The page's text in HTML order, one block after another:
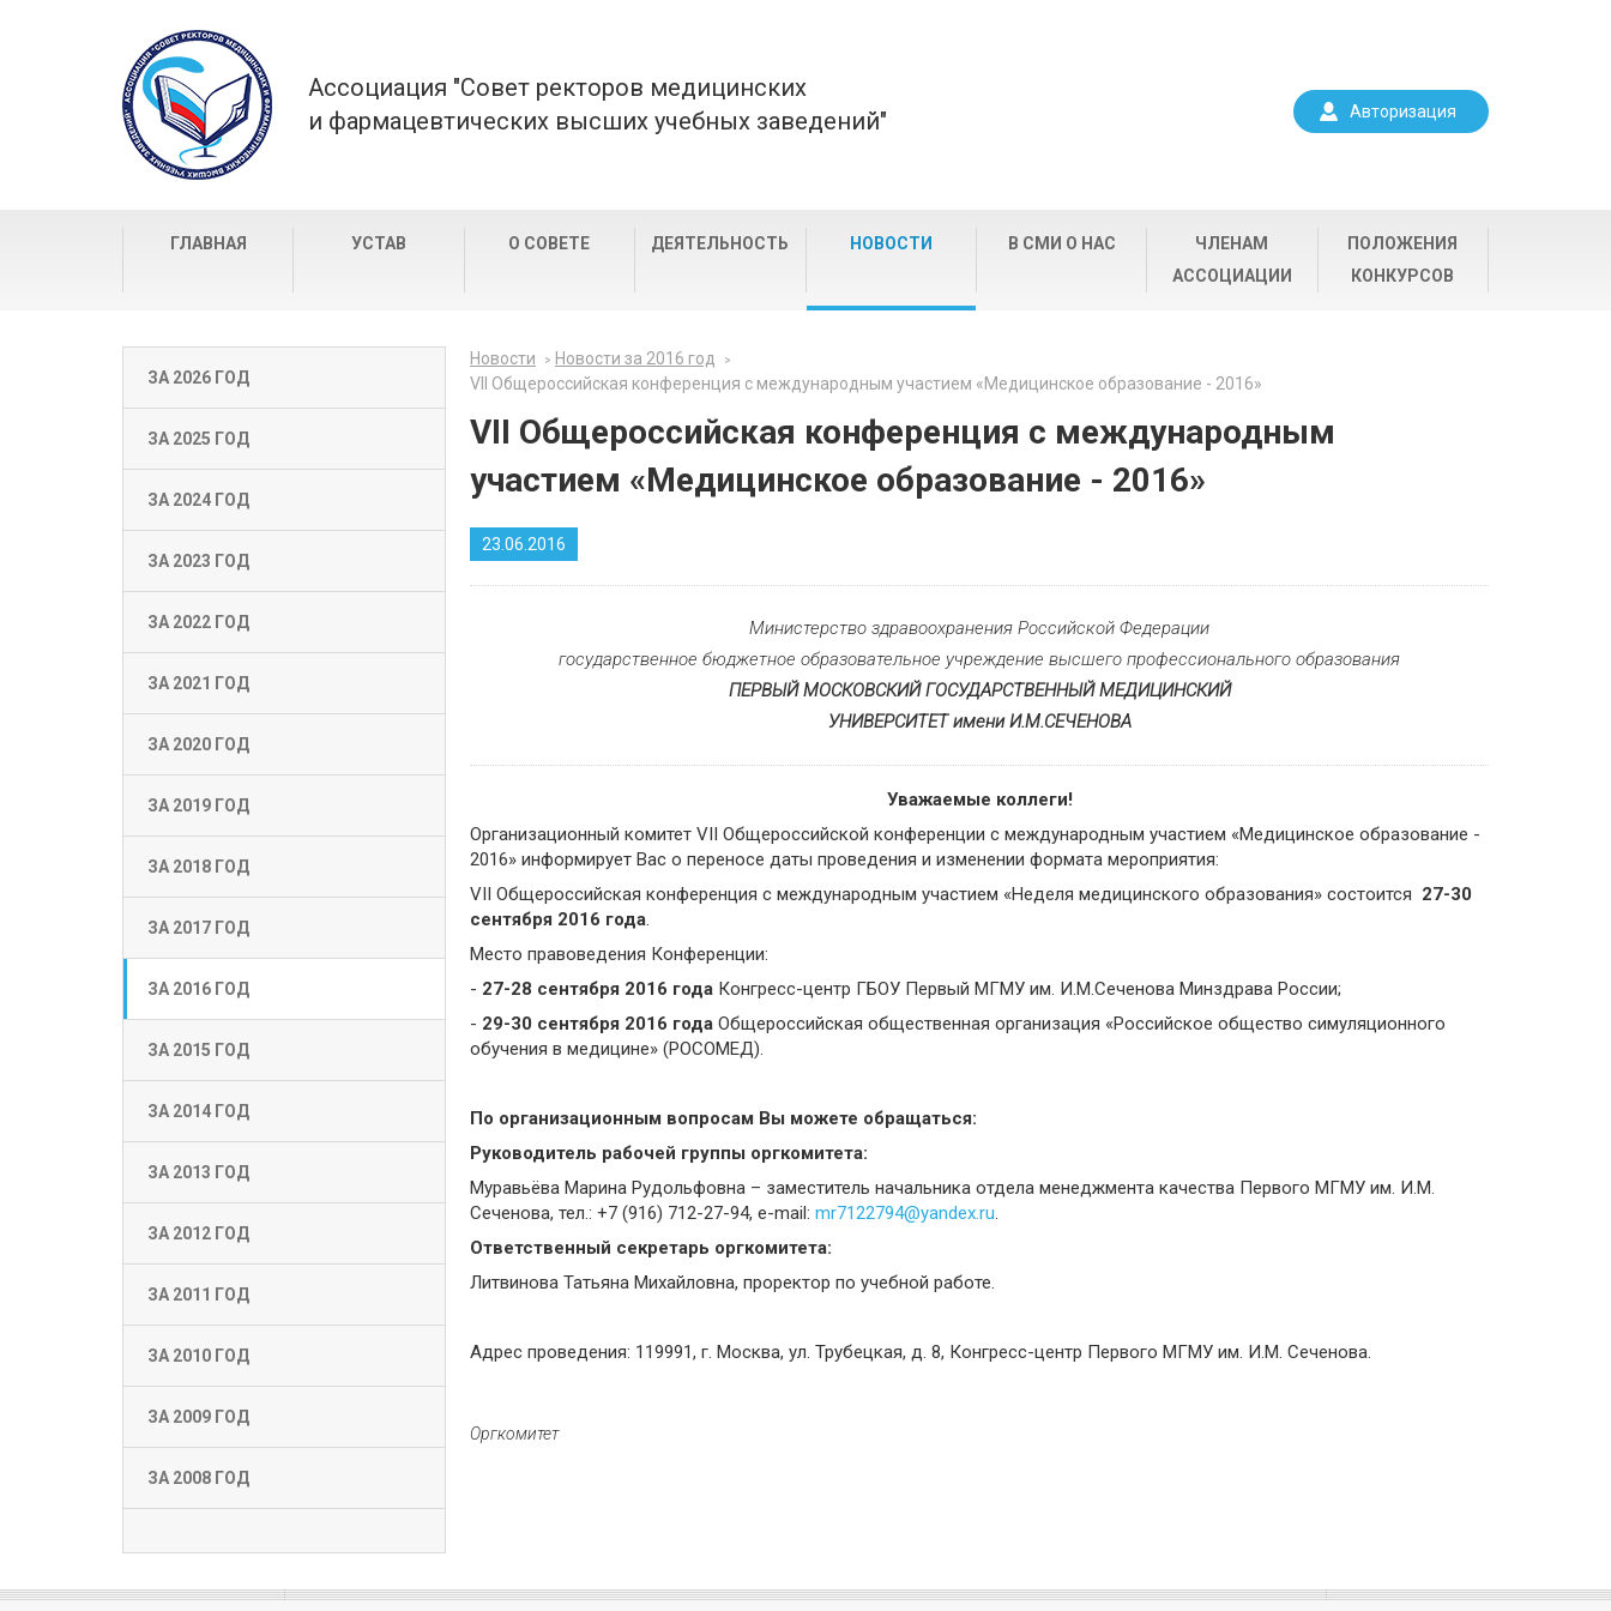
Ассоциация "Совет ректоров медицинских
и фармацевтических высших учебных заведений"
Авторизация
ГЛАВНАЯ УСТАВ О СОВЕТЕ ДЕЯТЕЛЬНОСТЬ НОВОСТИ В СМИ О НАС
ЧЛЕНАМ
АССОЦИАЦИИ
ПОЛОЖЕНИЯ
КОНКУРСОВ
ЗА 2026 ГОД
ЗА 2025 ГОД
ЗА 2024 ГОД
ЗА 2023 ГОД
ЗА 2022 ГОД
ЗА 2021 ГОД
ЗА 2020 ГОД
ЗА 2019 ГОД
ЗА 2018 ГОД
ЗА 2017 ГОД
ЗА 2016 ГОД
ЗА 2015 ГОД
ЗА 2014 ГОД
ЗА 2013 ГОД
ЗА 2012 ГОД
ЗА 2011 ГОД
ЗА 2010 ГОД
ЗА 2009 ГОД
ЗА 2008 ГОД
Новости
Новости за 2016 год
VII Общероссийская конференция с международным участием «Медицинское образование - 2016»
VII Общероссийская конференция с международным
участием «Медицинское образование - 2016»
23.06.2016
Министерство здравоохранения Российской Федерации
государственное бюджетное образовательное учреждение высшего профессионального образования
ПЕРВЫЙ МОСКОВСКИЙ ГОСУДАРСТВЕННЫЙ МЕДИЦИНСКИЙ
УНИВЕРСИТЕТ имени И.М.СЕЧЕНОВА
Уважаемые коллеги!
Организационный комитет VII Общероссийской конференции с международным участием «Медицинское образование -
2016» информирует Вас о переносе даты проведения и изменении формата мероприятия:
VII Общероссийская конференция с международным участием «Неделя медицинского образования» состоится 27-30
сентября 2016 года.
Место правоведения Конференции:
- 27-28 сентября 2016 года Конгресс-центр ГБОУ Первый МГМУ им. И.М.Сеченова Минздрава России;
- 29-30 сентября 2016 года Общероссийская общественная организация «Российское общество симуляционного
обучения в медицине» (РОСОМЕД).
По организационным вопросам Вы можете обращаться:
Руководитель рабочей группы оргкомитета:
Муравьёва Марина Рудольфовна – заместитель начальника отдела менеджмента качества Первого МГМУ им. И.М.
Сеченова, тел.: +7 (916) 712-27-94, e-mail: mr7122794@yandex.ru.
Ответственный секретарь оргкомитета:
Литвинова Татьяна Михайловна, проректор по учебной работе.
Адрес проведения: 119991, г. Москва, ул. Трубецкая, д. 8, Конгресс-центр Первого МГМУ им. И.М. Сеченова.
Оргкомитет